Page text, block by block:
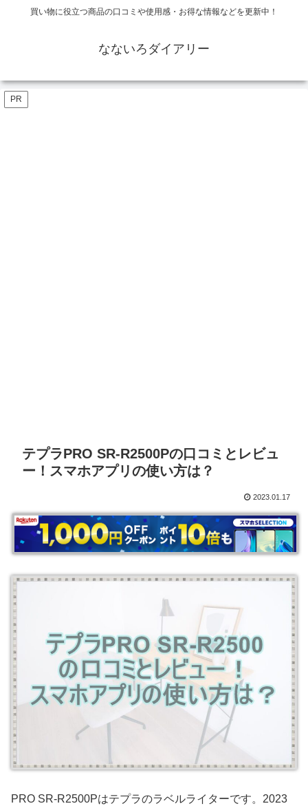
買い物に役立つ商品の口コミや使用感・お得な情報などを更新中！
なないろダイアリー
PR
テプラPRO SR-R2500Pの口コミとレビュ
ー！スマホアプリの使い方は？
2023.01.17
PRO SR-R2500Pはテプラのラベルライターです。2023